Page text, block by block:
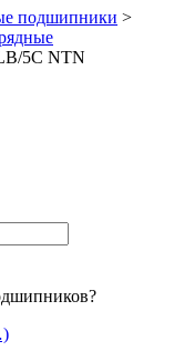
подшипники >
5C NTN